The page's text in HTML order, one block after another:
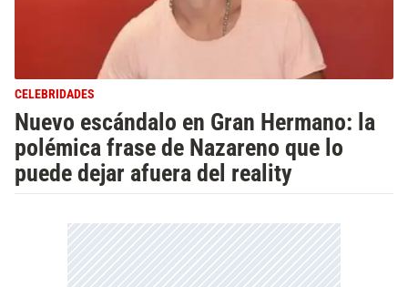
CELEBRIDADES
Nuevo escándalo en Gran Hermano: la
polémica frase de Nazareno que lo
puede dejar afuera del reality